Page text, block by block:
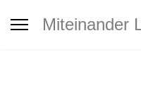
Miteinander